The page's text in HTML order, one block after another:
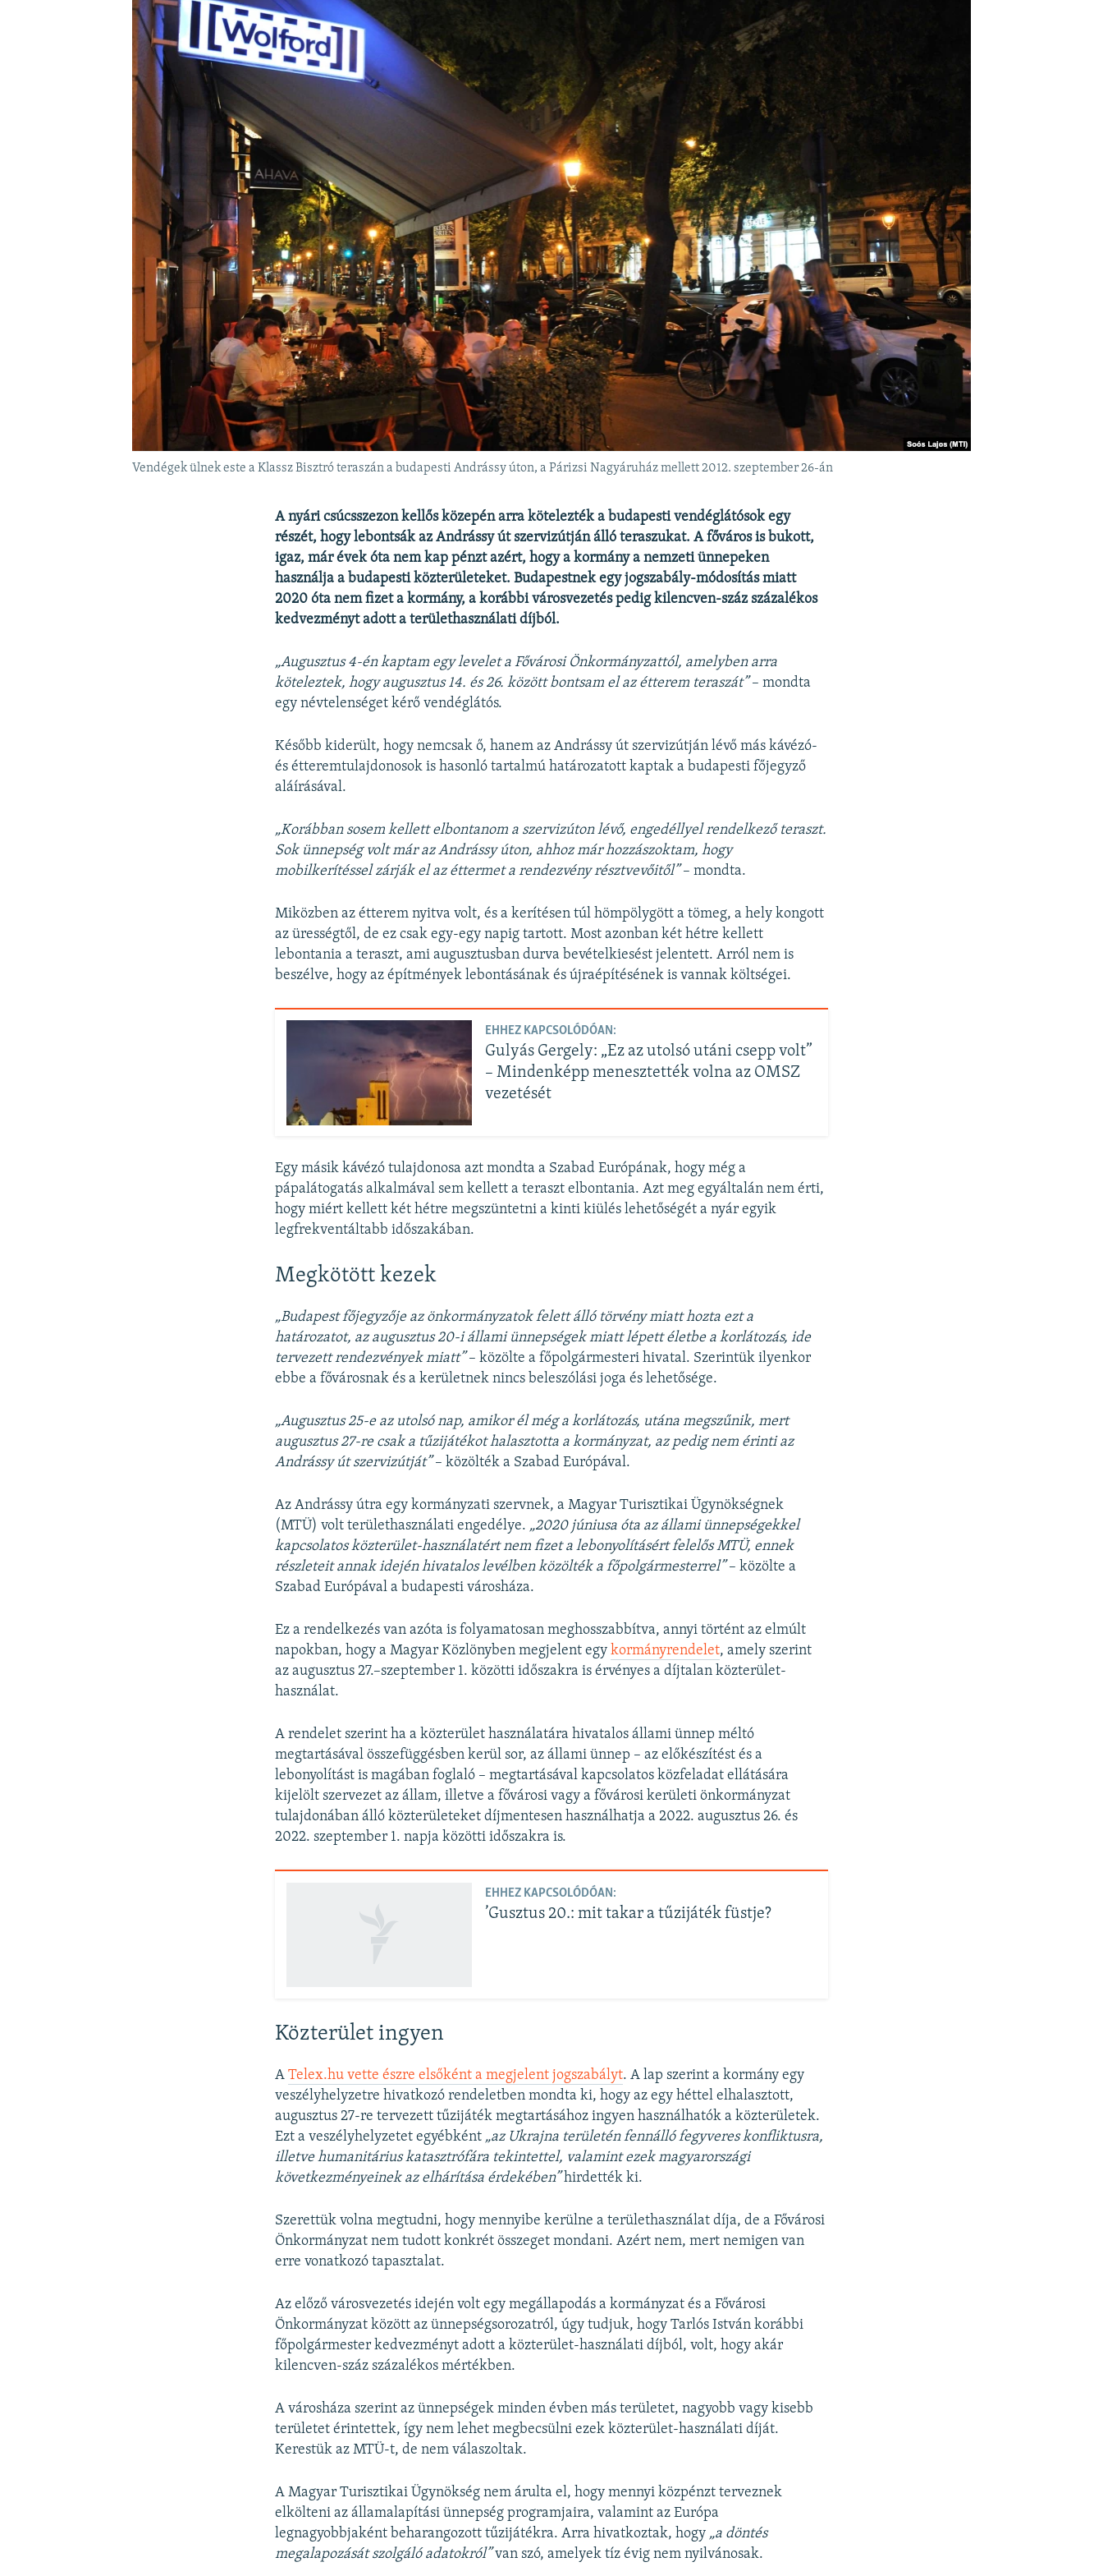
A MÚLT TANULSÁGAI
Vendégek ülnek este a Klassz Bisztró teraszán a budapesti Andrássy úton, a Párizsi Nagyáruház mellett 2012. szeptember 26-án
A nyári csúcsszezon kellős közepén arra kötelezték a budapesti vendéglátósok egy
részét, hogy lebontsák az Andrássy út szervizútján álló teraszukat. A főváros is bukott,
igaz, már évek óta nem kap pénzt azért, hogy a kormány a nemzeti ünnepeken
használja a budapesti közterületeket. Budapestnek egy jogszabály-módosítás miatt
2020 óta nem fizet a kormány, a korábbi városvezetés pedig kilencven-száz százalékos
kedvezményt adott a területhasználati díjból.
„Augusztus 4-én kaptam egy levelet a Fővárosi Önkormányzattól, amelyben arra
köteleztek, hogy augusztus 14. és 26. között bontsam el az étterem teraszát”– mondta
egy névtelenséget kérő vendéglátós.
Később kiderült, hogy nemcsak ő, hanem az Andrássy út szervizútján lévő más kávézó-
és étteremtulajdonosok is hasonló tartalmú határozatott kaptak a budapesti főjegyző
aláírásával.
„Korábban sosem kellett elbontanom a szervizúton lévő, engedéllyel rendelkező teraszt.
Sok ünnepség volt már az Andrássy úton, ahhoz már hozzászoktam, hogy
mobilkerítéssel zárják el az éttermet a rendezvény résztvevőitől”– mondta.
Miközben az étterem nyitva volt, és a kerítésen túl hömpölygött a tömeg, a hely kongott
az ürességtől, de ez csak egy-egy napig tartott. Most azonban két hétre kellett
lebontania a teraszt, ami augusztusban durva bevételkiesést jelentett. Arról nem is
beszélve, hogy az építmények lebontásának és újraépítésének is vannak költségei.
EHHEZ KAPCSOLÓDÓAN:
Gulyás Gergely: „Ez az utolsó utáni csepp volt”
– Mindenképp menesztették volna az OMSZ
vezetését
Egy másik kávézó tulajdonosa azt mondta a Szabad Európának, hogy még a
pápalátogatás alkalmával sem kellett a teraszt elbontania. Azt meg egyáltalán nem érti,
hogy miért kellett két hétre megszüntetni a kinti kiülés lehetőségét a nyár egyik
legfrekventáltabb időszakában.
Megkötött kezek
„Budapest főjegyzője az önkormányzatok felett álló törvény miatt hozta ezt a
határozatot, az augusztus 20-i állami ünnepségek miatt lépett életbe a korlátozás, ide
tervezett rendezvények miatt”– közölte a főpolgármesteri hivatal. Szerintük ilyenkor
ebbe a fővárosnak és a kerületnek nincs beleszólási joga és lehetősége.
„Augusztus 25-e az utolsó nap, amikor él még a korlátozás, utána megszűnik, mert
augusztus 27-re csak a tűzijátékot halasztotta a kormányzat, az pedig nem érinti az
Andrássy út szervizútját”– közölték a Szabad Európával.
Az Andrássy útra egy kormányzati szervnek, a Magyar Turisztikai Ügynökségnek
(MTÜ) volt területhasználati engedélye. „2020 júniusa óta az állami ünnepségekkel
kapcsolatos közterület-használatért nem fizet a lebonyolításért felelős MTÜ, ennek
részleteit annak idején hivatalos levélben közölték a főpolgármesterrel”– közölte a
Szabad Európával a budapesti városháza.
Ez a rendelkezés van azóta is folyamatosan meghosszabbítva, annyi történt az elmúlt
napokban, hogy a Magyar Közlönyben megjelent egykormányrendelet, amely szerint
az augusztus 27.–szeptember 1. közötti időszakra is érvényes a díjtalan közterület-
használat.
A rendelet szerint ha a közterület használatára hivatalos állami ünnep méltó
megtartásával összefüggésben kerül sor, az állami ünnep – az előkészítést és a
lebonyolítást is magában foglaló – megtartásával kapcsolatos közfeladat ellátására
kijelölt szervezet az állam, illetve a fővárosi vagy a fővárosi kerületi önkormányzat
tulajdonában álló közterületeket díjmentesen használhatja a 2022. augusztus 26. és
2022. szeptember 1. napja közötti időszakra is.
EHHEZ KAPCSOLÓDÓAN:
’Gusztus 20.: mit takar a tűzijáték füstje?
Közterület ingyen
ATelex.hu vette észre elsőként a megjelent jogszabályt. A lap szerint a kormány egy
veszélyhelyzetre hivatkozó rendeletben mondta ki, hogy az egy héttel elhalasztott,
augusztus 27-re tervezett tűzijáték megtartásához ingyen használhatók a közterületek.
Ezt a veszélyhelyzetet egyébként „az Ukrajna területén fennálló fegyveres konfliktusra,
illetve humanitárius katasztrófára tekintettel, valamint ezek magyarországi
következményeinek az elhárítása érdekében”hirdették ki.
Szerettük volna megtudni, hogy mennyibe kerülne a területhasználat díja, de a Fővárosi
Önkormányzat nem tudott konkrét összeget mondani. Azért nem, mert nemigen van
erre vonatkozó tapasztalat.
Az előző városvezetés idején volt egy megállapodás a kormányzat és a Fővárosi
Önkormányzat között az ünnepségsorozatról, úgy tudjuk, hogy Tarlós István korábbi
főpolgármester kedvezményt adott a közterület-használati díjból, volt, hogy akár
kilencven-száz százalékos mértékben.
A városháza szerint az ünnepségek minden évben más területet, nagyobb vagy kisebb
területet érintettek, így nem lehet megbecsülni ezek közterület-használati díját.
Kerestük az MTÜ-t, de nem válaszoltak.
A Magyar Turisztikai Ügynökség nem árulta el, hogy mennyi közpénzt terveznek
elkölteni az államalapítási ünnepség programjaira, valamint az Európa
legnagyobbjaként beharangozott tűzijátékra. Arra hivatkoztak, hogy „a döntés
megalapozását szolgáló adatokról”van szó, amelyek tíz évig nem nyilvánosak.